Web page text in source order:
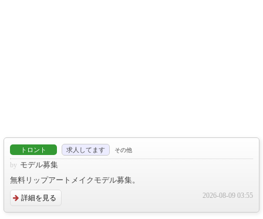
トロント 求人してます その他
モデル募集
無料リップアートメイクモデル募集。
詳細を見る 2026-08-09 03:55